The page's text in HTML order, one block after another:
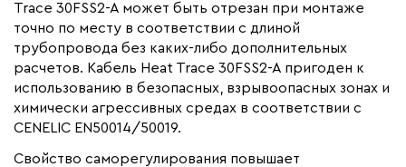
Гарантия (год)
Срок службы(год)
Вес (кг)
Промышленный обогрев
Максимальная температура(C)
Тип кабеля саморегулирующийся
Trace 30FSS2-A может быть отрезан при монтаже
точно по месту в соответствии с длиной
трубопровода без каких-либо дополнительных
расчетов. Кабель Heat Trace 30FSS2-A пригоден к
использованию в безопасных, взрывоопасных зонах и
химически агрессивных средах в соответствии с
CENELIC EN50014/50019.
Свойство саморегулирования повышает